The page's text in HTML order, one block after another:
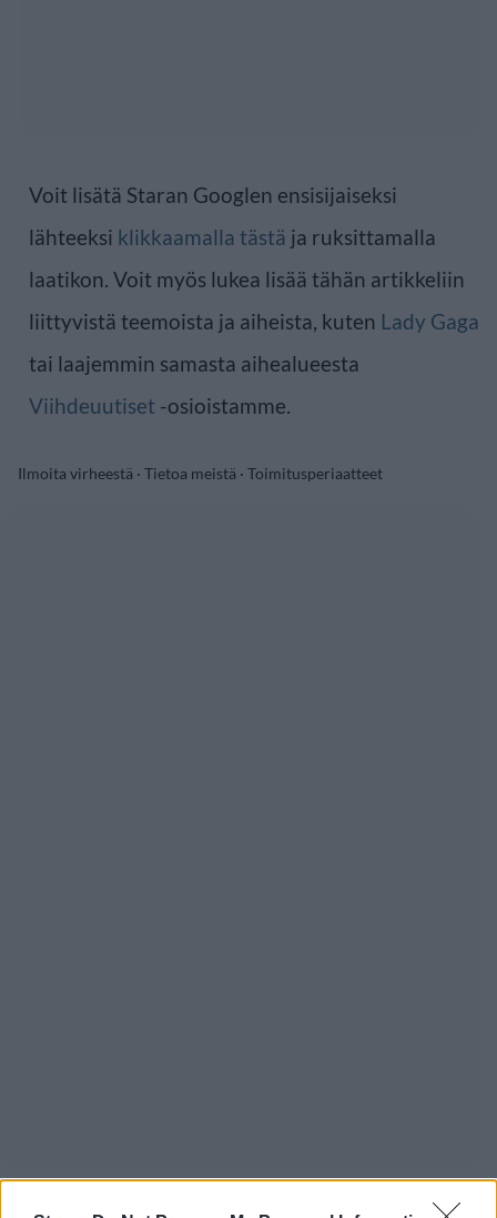
Voit lisätä Staran Googlen ensisijaiseksi
lähteeksi klikkaamalla tästä ja ruksittamalla
laatikon. Voit myös lukea lisää tähän artikkeliin
liittyvistä teemoista ja aiheista, kuten Lady Gaga
tai laajemmin samasta aihealueesta
Viihdeuutiset -osioistamme.
Ilmoita virheestä · Tietoa meistä · Toimitusperiaatteet